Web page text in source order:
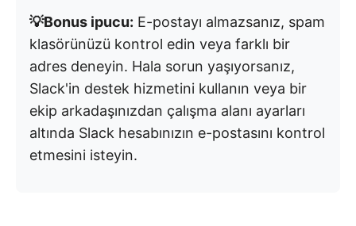
💡Bonus ipucu: E-postayı almazsanız, spam
klasörünüzü kontrol edin veya farklı bir
adres deneyin. Hala sorun yaşıyorsanız,
Slack'in destek hizmetini kullanın veya bir
ekip arkadaşınızdan çalışma alanı ayarları
altında Slack hesabınızın e-postasını kontrol
etmesini isteyin.